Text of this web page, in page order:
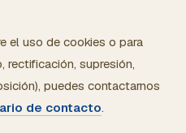
el uso de cookies o para
rectificación, supresión,
puedes contactarnos
de contacto.